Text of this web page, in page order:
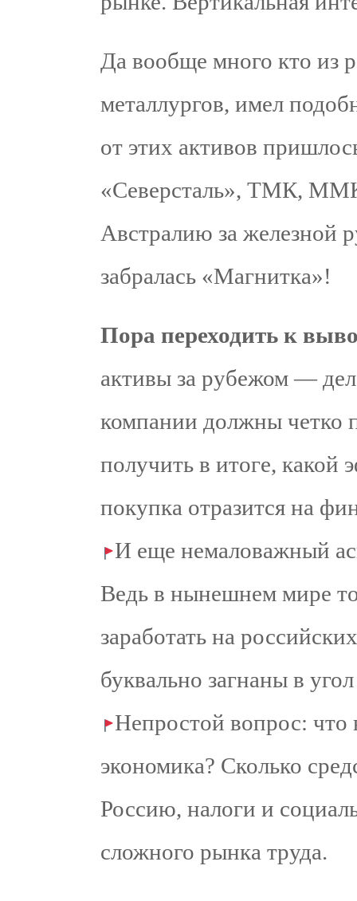
Да вообще много кто из
металлургов, имел
от этих активов
«Северсталь», ТМК,
Австралию за железной
забралась «Магнитка»!
Пора переходить к
активы за рубежом —
компании должны четко
получить в итоге, какой
покупка отразится на
И еще немаловажный
Ведь в нынешнем мире
заработать на
буквально загнаны в
Непростой вопрос: что
экономика? Сколько
Россию, налоги и
сложного рынка труда.